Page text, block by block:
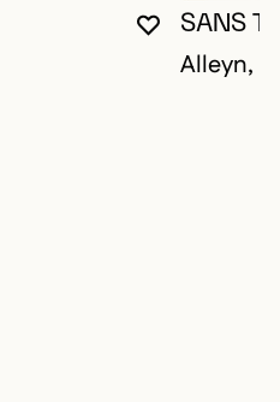
VOUS
FERMER
OUVRIR LA
SANS
Alleyn,